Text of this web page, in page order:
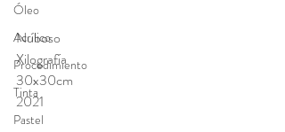
Óleo
Acrílico
Procedimiento
Tinta
Pastel
Nuboso
Xilografía
30x30cm
2021